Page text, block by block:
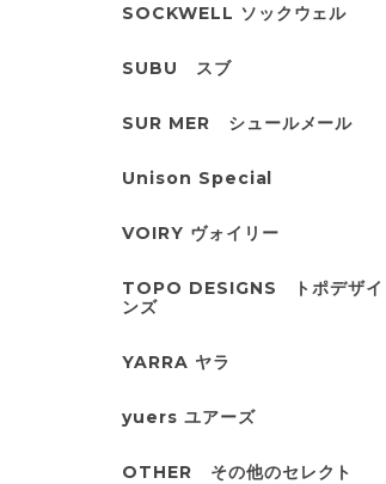
SOCKWELL ソックウェル
SUBU スブ
SUR MER シュールメール
Unison Special
VOIRY ヴォイリー
TOPO DESIGNS トポデザイ
ンズ
YARRA ヤラ
yuers ユアーズ
OTHER その他のセレクト